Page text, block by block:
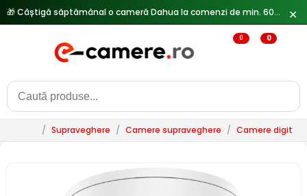
✕
0 0
/ Supraveghere / Camere supraveghere / Camere digitale